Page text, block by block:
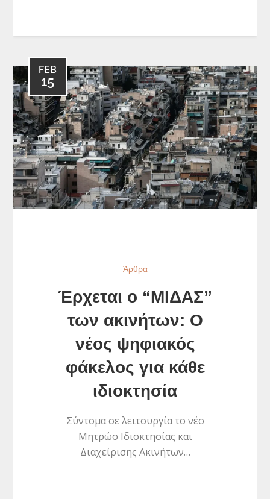
FEB
15
Άρθρα
Έρχεται ο “ΜΙΔΑΣ”
των ακινήτων: Ο
νέος ψηφιακός
φάκελος για κάθε
ιδιοκτησία
Σύντομα σε λειτουργία το νέο
Μητρώο Ιδιοκτησίας και
Διαχείρισης Ακινήτων…